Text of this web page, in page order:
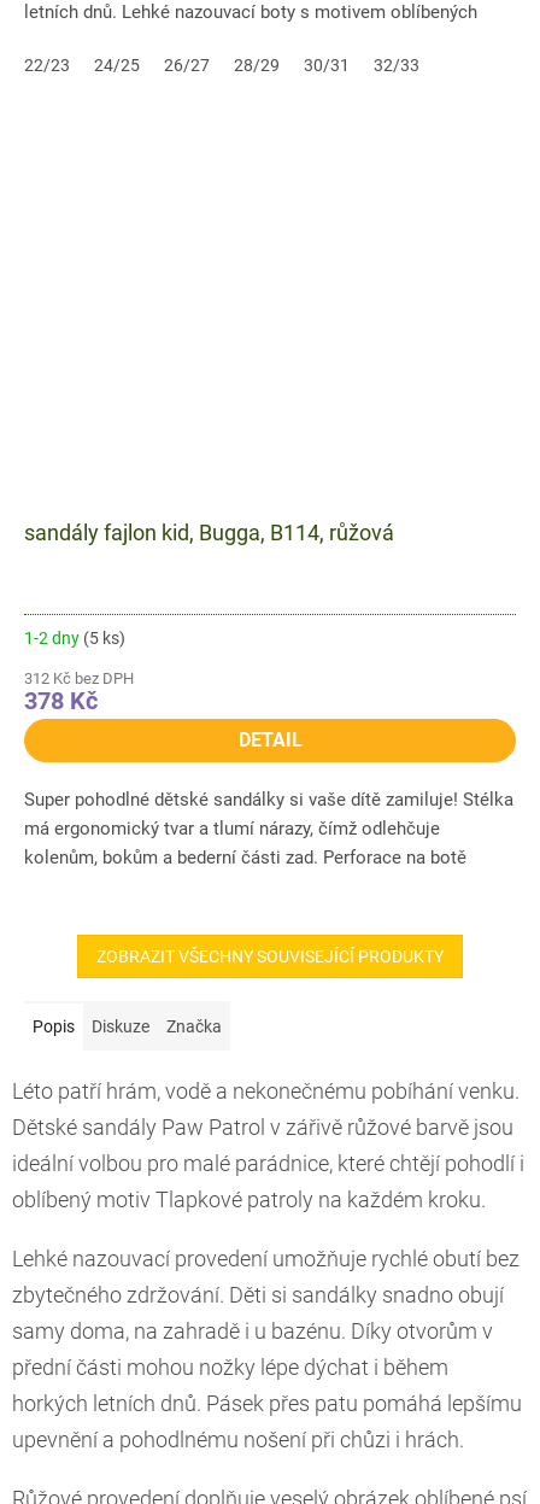
letních dnů. Lehké nazouvací boty s motivem oblíbených
22/23 24/25 26/27 28/29 30/31 32/33
sandály fajlon kid, Bugga, B114, růžová
1-2 dny (5 ks)
312 Kč bez DPH
378 Kč
DETAIL
Super pohodlné dětské sandálky si vaše dítě zamiluje! Stélka
má ergonomický tvar a tlumí nárazy, čímž odlehčuje
kolenům, bokům a bederní části zad. Perforace na botě
ZOBRAZIT VŠECHNY SOUVISEJÍCÍ PRODUKTY
Popis Diskuze Značka
Léto patří hrám, vodě a nekonečnému pobíhání venku.
Dětské sandály Paw Patrol v zářivě růžové barvě jsou
ideální volbou pro malé parádnice, které chtějí pohodlí i
oblíbený motiv Tlapkové patroly na každém kroku.
Lehké nazouvací provedení umožňuje rychlé obutí bez
zbytečného zdržování. Děti si sandálky snadno obují
samy doma, na zahradě i u bazénu. Díky otvorům v
přední části mohou nožky lépe dýchat i během
horkých letních dnů. Pásek přes patu pomáhá lepšímu
upevnění a pohodlnému nošení při chůzi i hrách.
Růžové provedení doplňuje veselý obrázek oblíbené psí